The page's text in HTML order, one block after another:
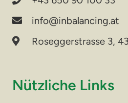
info@inbalancing.at
Roseggerstrasse 3,
Nützliche Links